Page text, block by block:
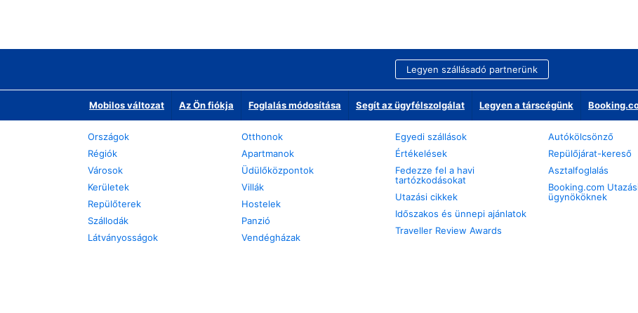
Legyen szállásadó partnerünk
Mobilos változat Az Ön fiókja Foglalás módosítása Segít az ügyfélszolgálat Legyen a társcégünk
Országok
Régiók
Városok
Kerületek
Repülőterek
Szállodák
Látványosságok
Otthonok
Apartmanok
Üdülőközpontok
Villák
Hostelek
Panzió
Vendégházak
Egyedi szállások
Értékelések
Fedezze fel a havi
tartózkodásokat
Utazási cikkek
Időszakos és ünnepi ajánlatok
Traveller Review Awards
Autókölcsönző
Repülőjárat-kereső
Asztalfoglalás
Booking.com
ügynököknek